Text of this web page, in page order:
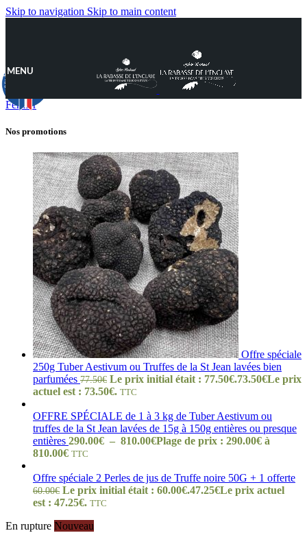
Skip to navigation Skip to main content
MENU
Fermer
Nos promotions
Offre spéciale
250g Tuber Aestivum ou Truffes de la St Jean lavées bien
parfumées 77.50€ Le prix initial était : 77.50€.73.50€Le prix
actuel est : 73.50€. TTC
OFFRE SPÉCIALE de 1 à 3 kg de Tuber Aestivum ou
truffes de la St Jean lavées de 15g à 150g entières ou presque
entières 290.00€ – 810.00€Plage de prix : 290.00€ à
810.00€ TTC
Offre spéciale 2 Perles de jus de Truffe noire 50G + 1 offerte
60.00€ Le prix initial était : 60.00€.47.25€Le prix actuel
est : 47.25€. TTC
En rupture Nouveau